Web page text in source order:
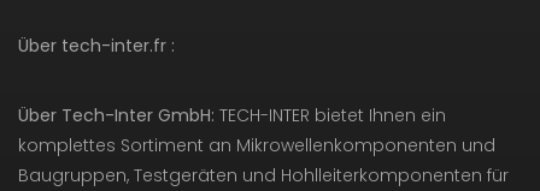
Über tech-inter.fr :
Über Tech-Inter GmbH: TECH-INTER bietet Ihnen ein
komplettes Sortiment an Mikrowellenkomponenten und
Baugruppen, Testgeräten und Hohlleiterkomponenten für